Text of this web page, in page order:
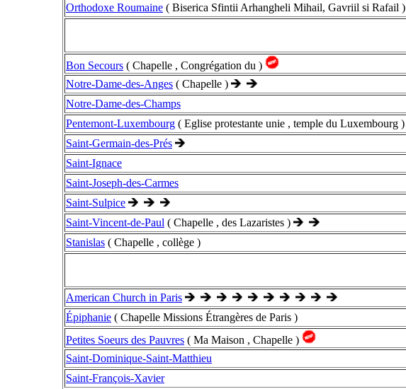
Orthodoxe Roumaine ( Biserica Sfintii Arhangheli Mihail, Gavriil si Rafail )
Bon Secours ( Chapelle , Congrégation du )
Notre-Dame-des-Anges ( Chapelle )
Notre-Dame-des-Champs
Pentemont-Luxembourg ( Eglise protestante unie , temple du Luxembourg )
Saint-Germain-des-Prés
Saint-Ignace
Saint-Joseph-des-Carmes
Saint-Sulpice
Saint-Vincent-de-Paul ( Chapelle , des Lazaristes )
Stanislas ( Chapelle , collège )
American Church in Paris
Épiphanie ( Chapelle Missions Étrangères de Paris )
Petites Soeurs des Pauvres ( Ma Maison , Chapelle )
Saint-Dominique-Saint-Matthieu
Saint-François-Xavier